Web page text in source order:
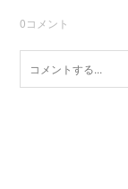
0コメント